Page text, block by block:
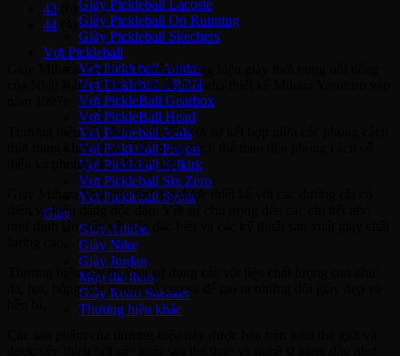
Giày Pickleball Lacoste
Giày Pickleball On Running
Giày Pickleball Skechers
Vợt Pickleball
Vợt Pickleball Adidas
Vợt Pickleball CRBN
Vợt PickleBall Gearbox
Vợt PickleBall Head
Vợt Pickleball Joola
Vợt Pickleball Proton
Vợt Pickleball Selkirk
Vợt Pickleball Six Zero
Vợt Pickleball Sypik
Giày
Giày Adidas
Giày Nike
Giày Jordan
Môn thể thao
Giày Retro Sneaker
Thương hiệu khác
43
44
Giày Mihara Yasuhiro là một thương hiệu giày thời trang nổi tiếng
của Nhật Bản. Được thành lập bởi nhà thiết kế Mihara Yasuhiro vào
Thương hiệu này được biết đến với sự kết hợp giữa các phong cách
thời trang khác nhau. Từ phong cách thể thao đến phong cách cổ
điển và phong cách đương đại.
Giày Mihara Yasuhiro thường được thiết kế với các đường cắt cổ
điển và kiểu dáng độc đáo. Với sự chú trọng đến các chi tiết nhỏ
như đinh tán, các vật liệu đặc biệt và các kỹ thuật sản xuất giày chất
Thương hiệu này thường sử dụng các vật liệu chất lượng cao như
da, lụa, bông, vải denim và cao su để tạo ra những đôi giày đẹp và